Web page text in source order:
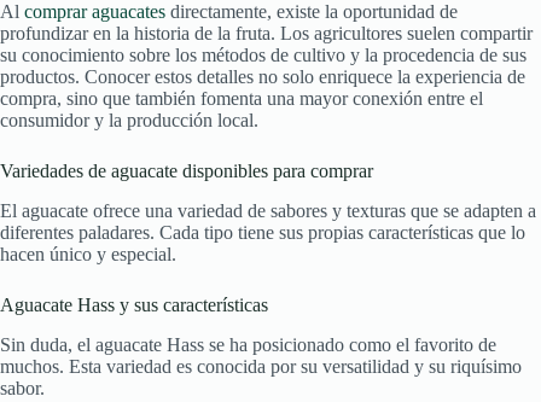
Al comprar aguacates directamente, existe la oportunidad de
profundizar en la historia de la fruta. Los agricultores suelen compartir
su conocimiento sobre los métodos de cultivo y la procedencia de sus
productos. Conocer estos detalles no solo enriquece la experiencia de
compra, sino que también fomenta una mayor conexión entre el
consumidor y la producción local.
Variedades de aguacate disponibles para comprar
El aguacate ofrece una variedad de sabores y texturas que se adapten a
diferentes paladares. Cada tipo tiene sus propias características que lo
hacen único y especial.
Aguacate Hass y sus características
Sin duda, el aguacate Hass se ha posicionado como el favorito de
muchos. Esta variedad es conocida por su versatilidad y su riquísimo
sabor.